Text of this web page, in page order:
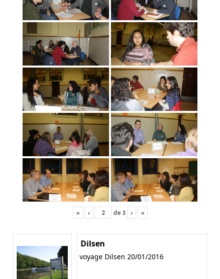
« ‹ de3 › »
Dilsen
voyage Dilsen 20/01/2016